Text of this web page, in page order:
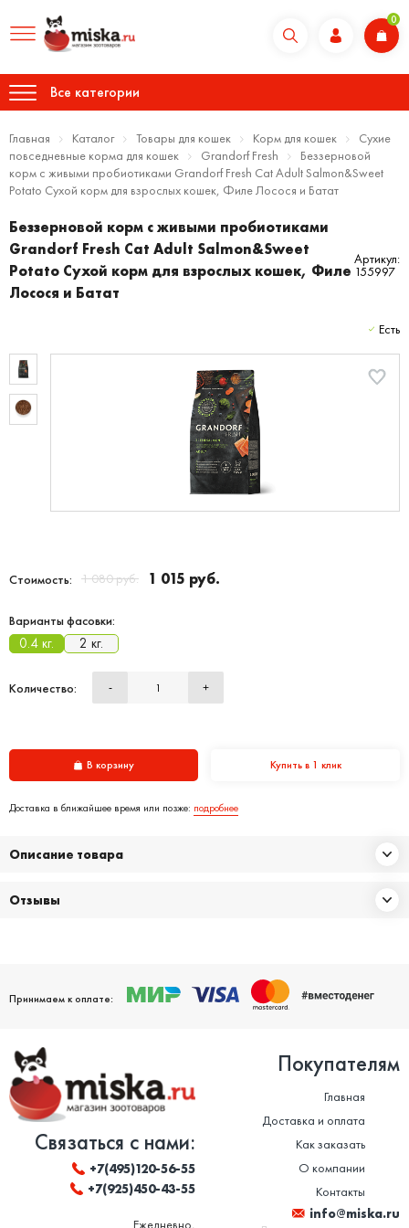
0
Все категории
Главная Каталог Товары для кошек Корм для кошек
Сухие
повседневные корма для кошек
Grandorf Fresh
Беззерновой
корм с живыми пробиотиками Grandorf Fresh Cat Adult Salmon&Sweet
Potato Сухой корм для взрослых кошек, Филе Лосося и Батат
Беззерновой корм с живыми пробиотиками
Grandorf Fresh Cat Adult Salmon&Sweet
Potato Сухой корм для взрослых кошек, Филе
Лосося и Батат
Артикул:
155997
Есть
Стоимость: 1 080 руб. 1 015 руб.
Варианты фасовки:
0.4 кг. 2 кг.
Количество: - +
В корзину Купить в 1 клик
Доставка в ближайшее время или позже: подробнее
Описание товара
Отзывы
Принимаем к оплате:
Связаться с нами:
+7(495)120-56-55
+7(925)450-43-55
Ежедневно,
Покупателям
Главная
Доставка и оплата
Как заказать
О компании
Контакты
info@miska.ru